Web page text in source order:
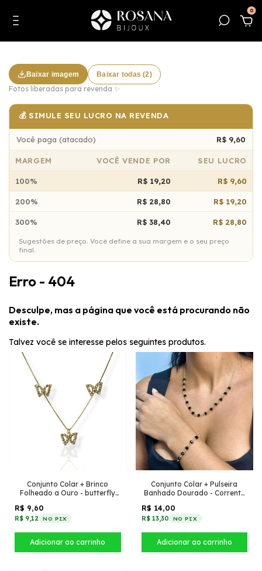
0
Baixar imagem Baixar todas (2)
Fotos liberadas para revenda ✨
💰 SIMULE SEU LUCRO NA REVENDA
Você paga (atacado) R$ 9,60
MARGEM VOCÊ VENDE POR SEU LUCRO
100% R$ 19,20 R$ 9,60
200% R$ 28,80 R$ 19,20
300% R$ 38,40 R$ 28,80
Sugestões de preço. Você define a sua margem e o seu preço
final.
Erro - 404
Desculpe, mas a página que você está procurando não
existe.
Talvez você se interesse pelos seguintes produtos.
Conjunto Colar + Brinco
Folheado a Ouro - butterfly
R$ 9,60
R$ 9,12 NO PIX
Conjunto Colar + Pulseira
Banhado Dourado - Corrente
R$ 14,00
R$ 13,30 NO PIX